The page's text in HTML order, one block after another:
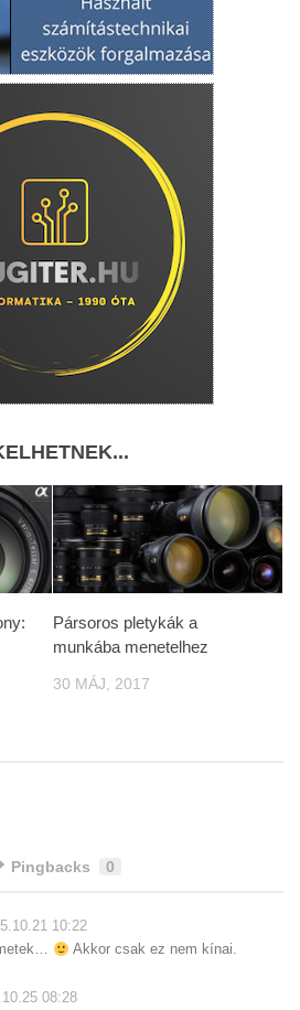
Pársoros pletykák a
munkába menetelhez
30 MÁJ, 2017
Pingbacks 0
10:22
Akkor csak ez nem kínai.
08:28